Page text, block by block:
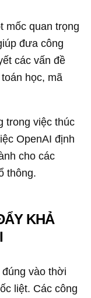
mốc quan trọng
đưa công
các vấn đề
học, mã
trong việc thúc
OpenAI định
cho các
thông.
KHẢ
vào thời
liệt. Các công